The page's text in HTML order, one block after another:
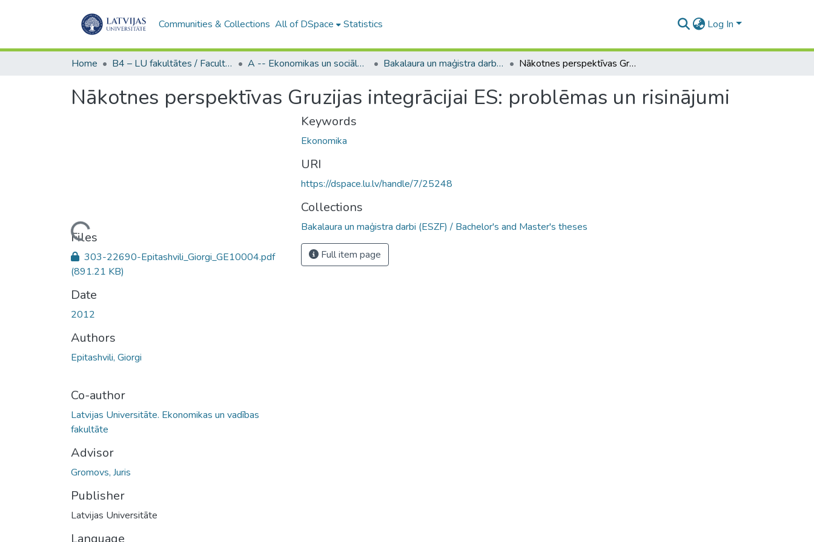
Communities & Collections All of DSpace Statistics Log In
Home B4 – LU fakultātes / Faculties of the UL A -- Ekonomikas un sociālo zinātņu fakultāte / Faculty of Economics and Social Sciences Bakalaura un maģistra darbi (ESZF) / Bachelor's and Master's theses Nākotnes perspektīvas Gruzijas integrācijai ES: problēmas un risinājumi
Nākotnes perspektīvas Gruzijas integrācijai ES: problēmas un risinājumi
Loading...
Files
303-22690-Epitashvili_Giorgi_GE10004.pdf
(891.21 KB)
Date
2012
Authors
Epitashvili, Giorgi
Co-author
Latvijas Universitāte. Ekonomikas un vadības
fakultāte
Advisor
Gromovs, Juris
Publisher
Latvijas Universitāte
Language
Keywords
Ekonomika
URI
https://dspace.lu.lv/handle/7/25248
Collections
Bakalaura un maģistra darbi (ESZF) / Bachelor's and Master's theses
Full item page